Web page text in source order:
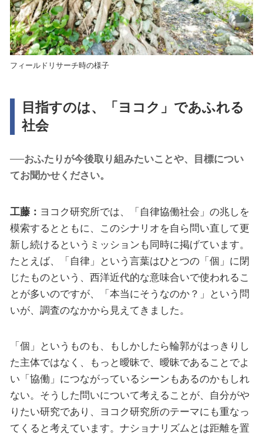
フィールドリサーチ時の様子
目指すのは、「ヨコク」であふれる
社会
──おふたりが今後取り組みたいことや、目標につい
てお聞かせください。
工藤： ヨコク研究所では、「自律協働社会」の兆しを
模索するとともに、このシナリオを自ら問い直して更
新し続けるというミッションも同時に掲げています。
たとえば、「自律」という言葉はひとつの「個」に閉
じたものという、西洋近代的な意味合いで使われるこ
とが多いのですが、「本当にそうなのか？」という問
いが、調査のなかから見えてきました。
「個」というものも、もしかしたら輪郭がはっきりし
た主体ではなく、もっと曖昧で、曖昧であることでよ
い「協働」につながっているシーンもあるのかもしれ
ない。そうした問いについて考えることが、自分がや
りたい研究であり、ヨコク研究所のテーマにも重なっ
てくると考えています。ナショナリズムとは距離を置